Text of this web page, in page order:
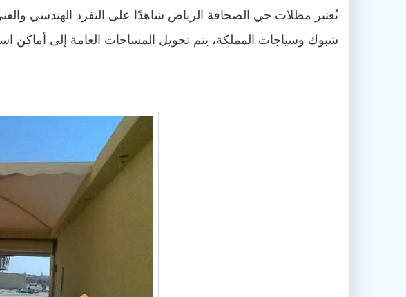
تُعتبر مظلات حي الصحافة الرياض شاهدًا على التفرد الهندسي
شبوك وسياجات المملكة، يتم تحويل المساحات العامة إلى أماكن